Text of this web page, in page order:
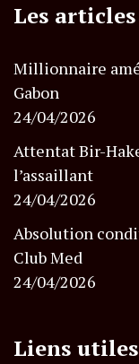
Les
Millionnaire
Gabon
24/04/2026
Attentat Bir-
l’assaillant
24/04/2026
Absolution
Club Med
24/04/2026
Liens utiles